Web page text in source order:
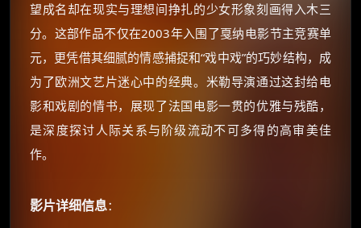
望成名却在现实与理想间挣扎的少女形象刻画得入木三
分。这部作品不仅在2003年入围了戛纳电影节主竞赛单
元，更凭借其细腻的情感捕捉和“戏中戏”的巧妙结构，成
为了欧洲文艺片迷心中的经典。米勒导演通过这封给电
影和戏剧的情书，展现了法国电影一贯的优雅与残酷，
是深度探讨人际关系与阶级流动不可多得的高审美佳
作。
影片详细信息：